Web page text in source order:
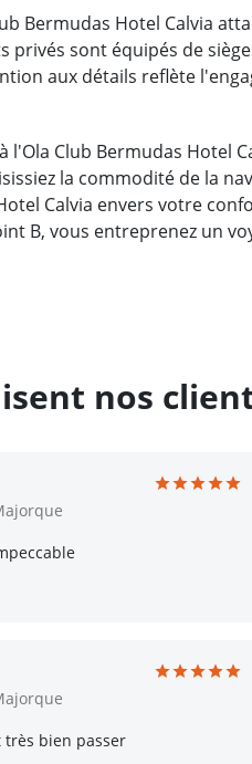
Bermudas Hotel Calvia
privés sont équipés de
aux détails reflète
Club Bermudas Hotel
la commodité de la
Calvia envers votre
B, vous entreprenez un
nos
très bien passer